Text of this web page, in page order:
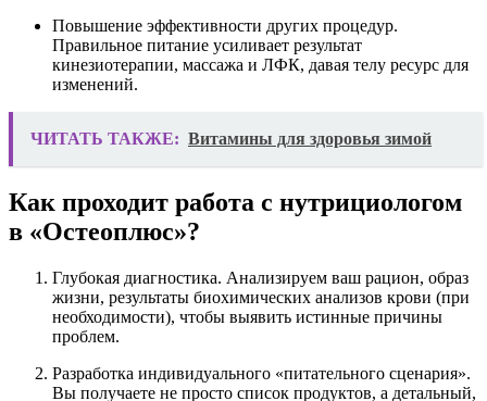
Повышение эффективности других процедур.
Правильное питание усиливает результат
кинезиотерапии, массажа и ЛФК, давая телу ресурс для
изменений.
ЧИТАТЬ ТАКЖЕ: Витамины для здоровья зимой
Как проходит работа с нутрициологом
в «Остеоплюс»?
Глубокая диагностика. Анализируем ваш рацион, образ
жизни, результаты биохимических анализов крови (при
необходимости), чтобы выявить истинные причины
проблем.
Разработка индивидуального «питательного сценария».
Вы получаете не просто список продуктов, а детальный,